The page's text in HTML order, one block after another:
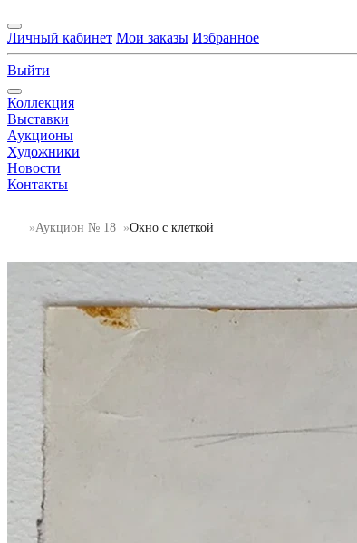
Личный кабинет Мои заказы Избранное
Выйти
Коллекция
Выставки
Аукционы
Художники
Новости
Контакты
Аукцион № 18 Окно с клеткой